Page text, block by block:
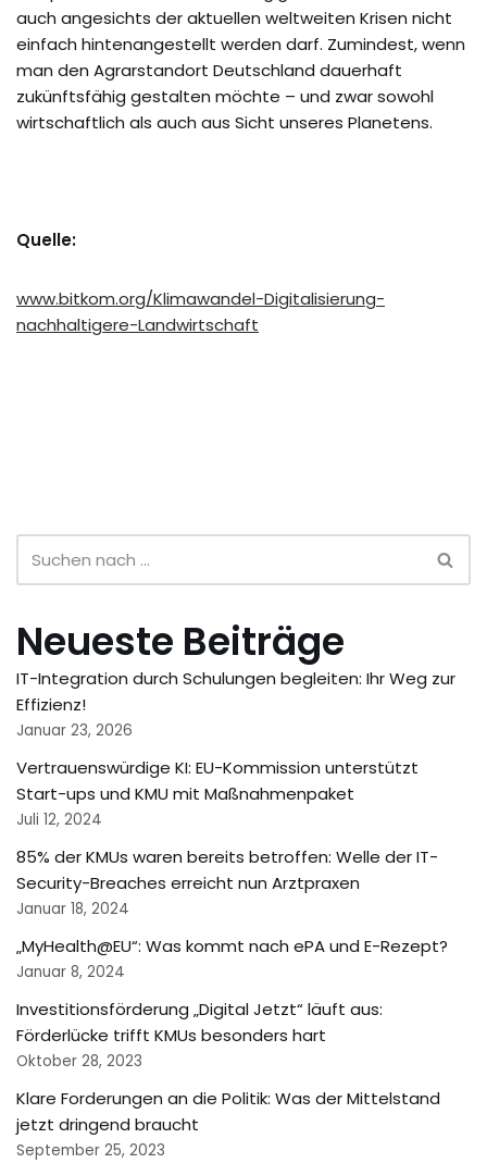
auch angesichts der aktuellen weltweiten Krisen nicht
einfach hintenangestellt werden darf. Zumindest, wenn
man den Agrarstandort Deutschland dauerhaft
zukünftsfähig gestalten möchte – und zwar sowohl
wirtschaftlich als auch aus Sicht unseres Planetens.
Quelle:
www.bitkom.org/Klimawandel-Digitalisierung-
nachhaltigere-Landwirtschaft
Neueste Beiträge
IT-Integration durch Schulungen begleiten: Ihr Weg zur
Effizienz!
Januar 23, 2026
Vertrauenswürdige KI: EU-Kommission unterstützt
Start-ups und KMU mit Maßnahmenpaket
Juli 12, 2024
85% der KMUs waren bereits betroffen: Welle der IT-
Security-Breaches erreicht nun Arztpraxen
Januar 18, 2024
„MyHealth@EU“: Was kommt nach ePA und E-Rezept?
Januar 8, 2024
Investitionsförderung „Digital Jetzt“ läuft aus:
Förderlücke trifft KMUs besonders hart
Oktober 28, 2023
Klare Forderungen an die Politik: Was der Mittelstand
jetzt dringend braucht
September 25, 2023